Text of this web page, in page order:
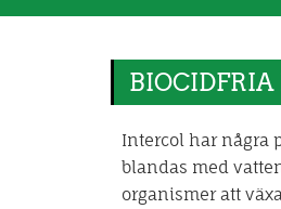
Intercol har några
blandas med
organismer att